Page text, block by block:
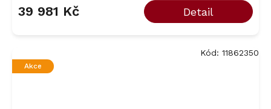
39 981 Kč Detail
Akce
Kód: 11862350